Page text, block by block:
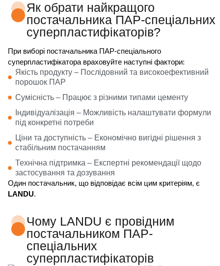
Як обрати найкращого
постачальника ПАР-спеціальних
суперпластифікаторів?
При виборі постачальника ПАР-спеціального
суперпластифікатора враховуйте наступні фактори:
Якість продукту – Послідовний та високоефективний
порошок ПАР
Сумісність – Працює з різними типами цементу
Індивідуалізація – Можливість налаштувати формули
під конкретні потреби
Ціни та доступність – Економічно вигідні рішення з
стабільним постачанням
Технічна підтримка – Експертні рекомендації щодо
застосування та дозування
Один постачальник, що відповідає всім цим критеріям, є
LANDU.
Чому LANDU є провідним
постачальником ПАР-
спеціальних
суперпластифікаторів